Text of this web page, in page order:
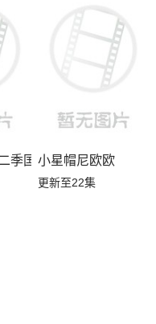
季国语小星帽尼欧欧
更新至22集